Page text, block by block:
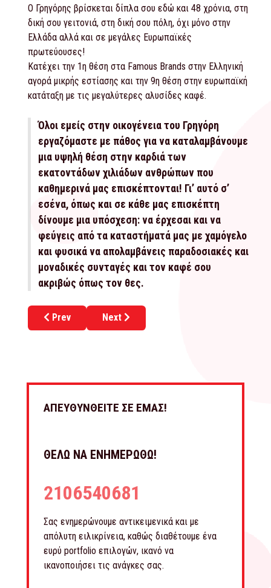
Ο Γρηγόρης βρίσκεται δίπλα σου εδώ και 48 χρόνια, στη
δική σου γειτονιά, στη δική σου πόλη, όχι μόνο στην
Ελλάδα αλλά και σε μεγάλες Ευρωπαϊκές
πρωτεύουσες!
Κατέχει την 1η θέση στα Famous Brands στην Ελληνική
αγορά μικρής εστίασης και την 9η θέση στην ευρωπαϊκή
κατάταξη με τις μεγαλύτερες αλυσίδες καφέ.
Όλοι εμείς στην οικογένεια του Γρηγόρη
εργαζόμαστε με πάθος για να καταλαμβάνουμε
μια υψηλή θέση στην καρδιά των
εκατοντάδων χιλιάδων ανθρώπων που
καθημερινά μας επισκέπτονται! Γι’ αυτό σ’
εσένα, όπως και σε κάθε μας επισκέπτη
δίνουμε μια υπόσχεση: να έρχεσαι και να
φεύγεις από τα καταστήματά μας με χαμόγελο
και φυσικά να απολαμβάνεις παραδοσιακές και
μοναδικές συνταγές και τον καφέ σου
ακριβώς όπως τον θες.
Previous article: WATT+VOLT: Το νέο 56ο κατάστημα
Prev Next article: Γλυκιές γεύσεις που
Next
ΑΠΕΥΘΥΝΘΕΙΤΕ ΣΕ ΕΜΑΣ!
ΘΕΛΩ ΝΑ ΕΝΗΜΕΡΩΘΩ!
2106540681
Σας ενημερώνουμε αντικειμενικά και με
απόλυτη ειλικρίνεια, καθώς διαθέτουμε ένα
ευρύ portfolio επιλογών, ικανό να
ικανοποιήσει τις ανάγκες σας.